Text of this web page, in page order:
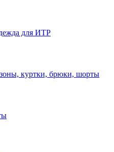
для ИТР
куртки, брюки, шорты